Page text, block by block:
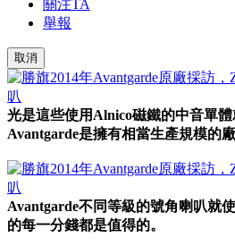
關注TA
舉報
取消
光是這些使用Alnico磁鐵的中音單
Avantgarde是擁有相當生產規模的廠
Avantgarde不同等級的號角喇叭就
的每一分錢都是值得的。